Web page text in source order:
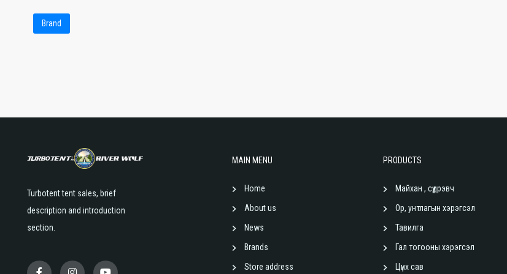
Brand
Turbotent tent sales, brief
description and introduction
section.
MAIN MENU
Home
About us
News
Brands
Store address
PRODUCTS
Майхан , сүүдрэвч
Ор, унтлагын хэрэгсэл
Тавилга
Гал тогооны хэрэгсэл
Цүнх сав